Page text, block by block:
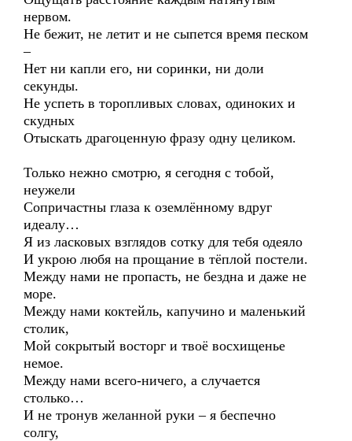
нервом.
Не бежит, не летит и не сыпется время песком
–
Нет ни капли его, ни соринки, ни доли
секунды.
Не успеть в торопливых словах, одиноких и
скудных
Отыскать драгоценную фразу одну целиком.
Только нежно смотрю, я сегодня с тобой,
неужели
Сопричастны глаза к оземлённому вдруг
идеалу…
Я из ласковых взглядов сотку для тебя одеяло
И укрою любя на прощание в тёплой постели.
Между нами не пропасть, не бездна и даже не
море.
Между нами коктейль, капучино и маленький
столик,
Мой сокрытый восторг и твоё восхищенье
немое.
Между нами всего-ничего, а случается
столько…
И не тронув желанной руки – я беспечно
солгу,